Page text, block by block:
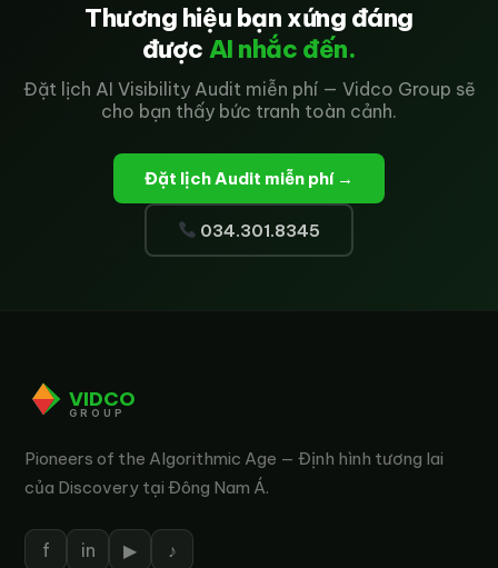
Thương hiệu bạn xứng đáng
được AI nhắc đến.
Đặt lịch AI Visibility Audit miễn phí — Vidco Group sẽ
cho bạn thấy bức tranh toàn cảnh.
Đặt lịch Audit miễn phí →
034.301.8345
VIDCO
GROUP
Pioneers of the Algorithmic Age — Định hình tương lai
của Discovery tại Đông Nam Á.
f in ▶ ♪